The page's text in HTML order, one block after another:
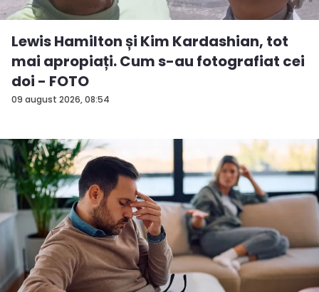
09 august 2026, 08:54
Lewis Hamilton și Kim Kardashian, tot
mai apropiați. Cum s-au fotografiat cei
doi - FOTO